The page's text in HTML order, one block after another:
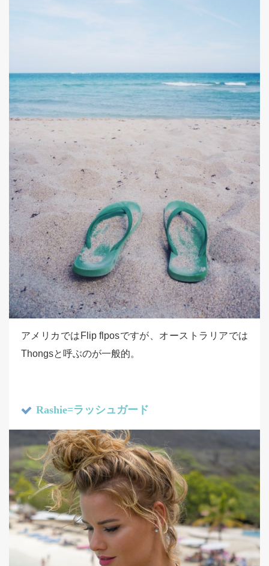
アメリカではFlip flposですが、オーストラリアでは
Thongsと呼ぶのが一般的。
Rashie=ラッシュガード